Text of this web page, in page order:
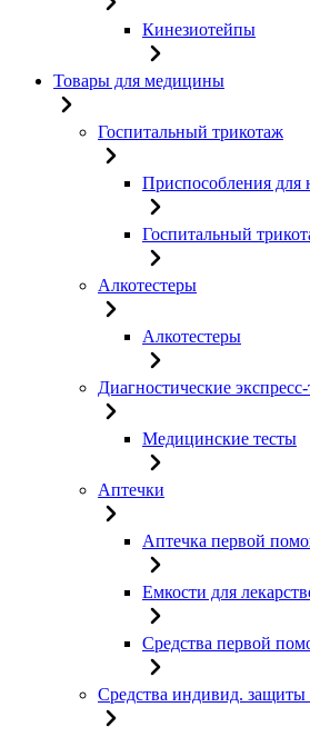
Кинезиотейпы
Товары для медицины
Госпитальный трикотаж
Приспособления для
Госпитальный
Алкотестеры
Алкотестеры
Диагностические
Медицинские тесты
Аптечки
Аптечка первой
Емкости для
Средства первой
Средства индивид.